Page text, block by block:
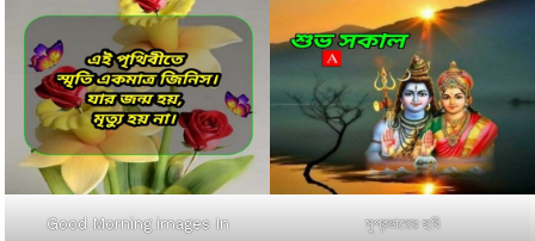
Good Morning images In
সুপ্রভাতের ছবি